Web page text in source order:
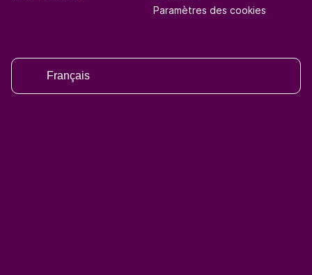
Paramètres des cookies
Français